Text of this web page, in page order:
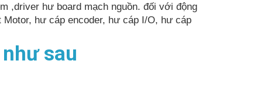
,driver hư board mạch nguồn. đối với động
hư cáp encoder, hư cáp I/O, hư cáp
sau